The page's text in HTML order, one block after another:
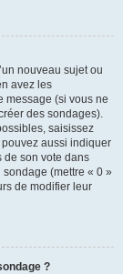
nouveau sujet ou
avez les
message (si vous ne
des sondages).
saisissez
aussi indiquer
de son vote dans
(mettre « 0 »
de modifier leur
?